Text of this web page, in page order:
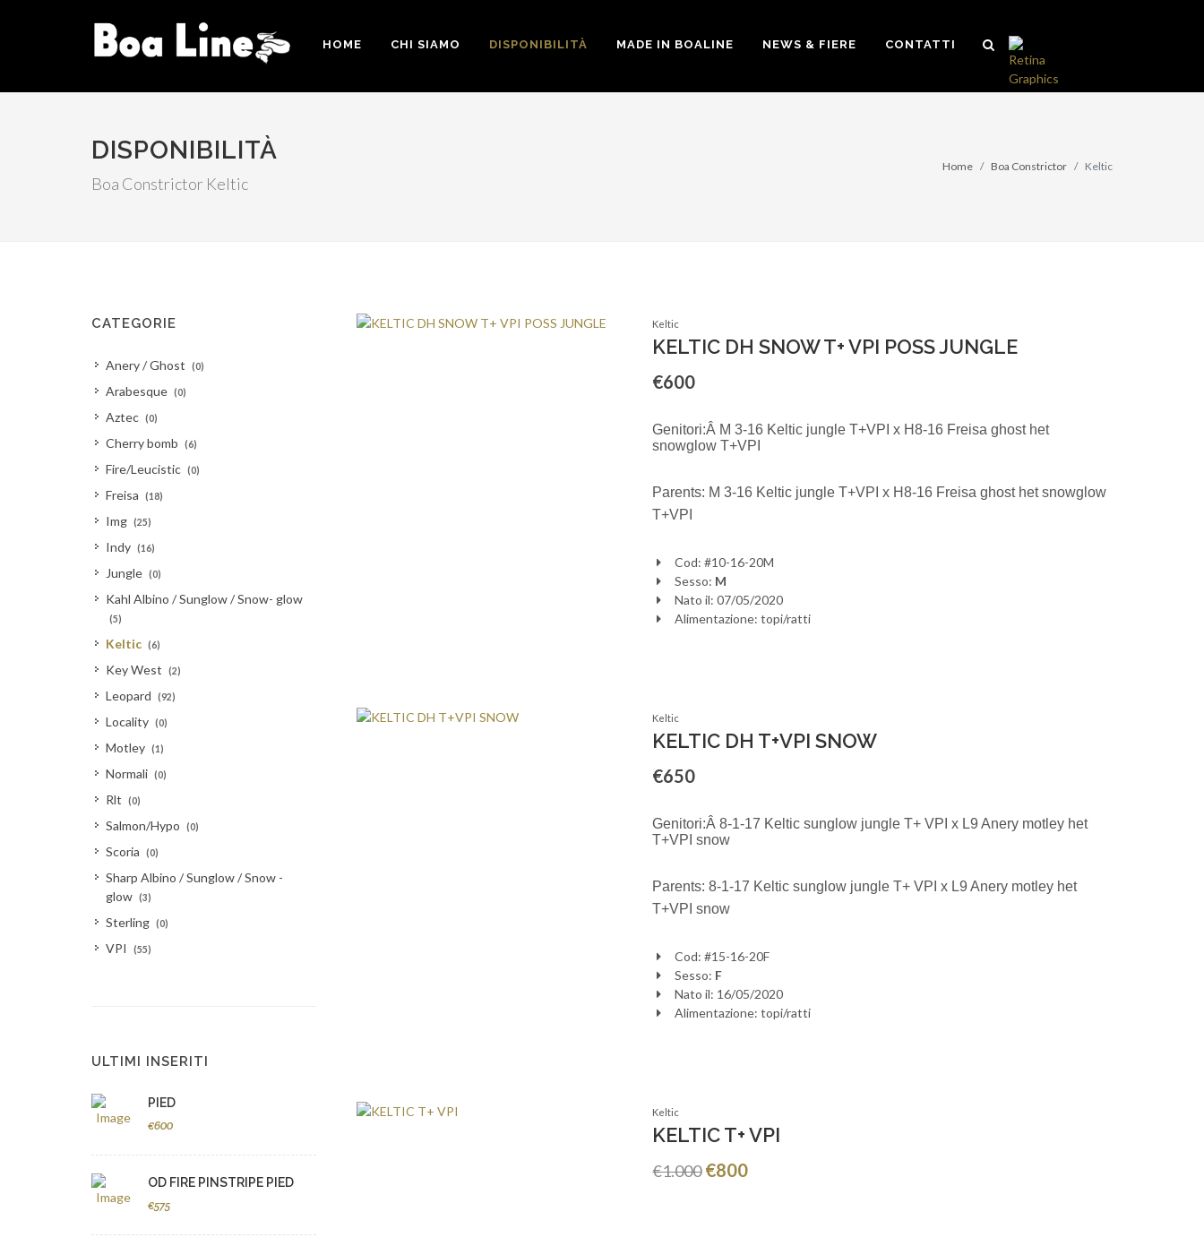
HOME CHI SIAMO DISPONIBILITÀ MADE IN BOALINE NEWS & FIERE CONTATTI
DISPONIBILITÀ
Boa Constrictor Keltic
Home Boa Constrictor Keltic
Keltic
KELTIC DH SNOW T+ VPI POSS JUNGLE
€600
Genitori:Â M 3-16 Keltic jungle T+VPI x H8-16 Freisa ghost het
snowglow T+VPI
Parents: M 3-16 Keltic jungle T+VPI x H8-16 Freisa ghost het snowglow
T+VPI
Cod: #10-16-20M
Sesso: M
Nato il: 07/05/2020
Alimentazione: topi/ratti
Keltic
KELTIC DH T+VPI SNOW
€650
Genitori:Â8-1-17 Keltic sunglow jungle T+ VPI x L9 Anery motley het
T+VPI snow
Parents: 8-1-17 Keltic sunglow jungle T+ VPI x L9 Anery motley het
T+VPI snow
Cod: #15-16-20F
Sesso: F
Nato il: 16/05/2020
Alimentazione: topi/ratti
Keltic
KELTIC T+ VPI
€1.000 €800
CATEGORIE
Anery / Ghost (0)
Arabesque (0)
Aztec (0)
Cherry bomb (6)
Fire/Leucistic (0)
Freisa (18)
Img (25)
Indy (16)
Jungle (0)
Kahl Albino / Sunglow / Snow- glow
(5)
Keltic (6)
Key West (2)
Leopard (92)
Locality (0)
Motley (1)
Normali (0)
Rlt (0)
Salmon/Hypo (0)
Scoria (0)
Sharp Albino / Sunglow / Snow -
glow (3)
Sterling (0)
VPI (55)
ULTIMI INSERITI
PIED
€600
OD FIRE PINSTRIPE PIED
€575